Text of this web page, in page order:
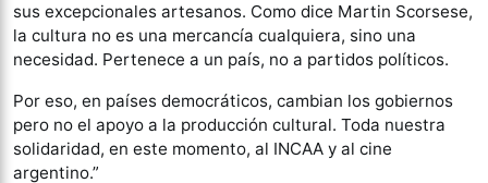
sus excepcionales artesanos. Como dice Martin Scorsese,
la cultura no es una mercancía cualquiera, sino una
necesidad. Pertenece a un país, no a partidos políticos.
Por eso, en países democráticos, cambian los gobiernos
pero no el apoyo a la producción cultural. Toda nuestra
solidaridad, en este momento, al INCAA y al cine
argentino.”